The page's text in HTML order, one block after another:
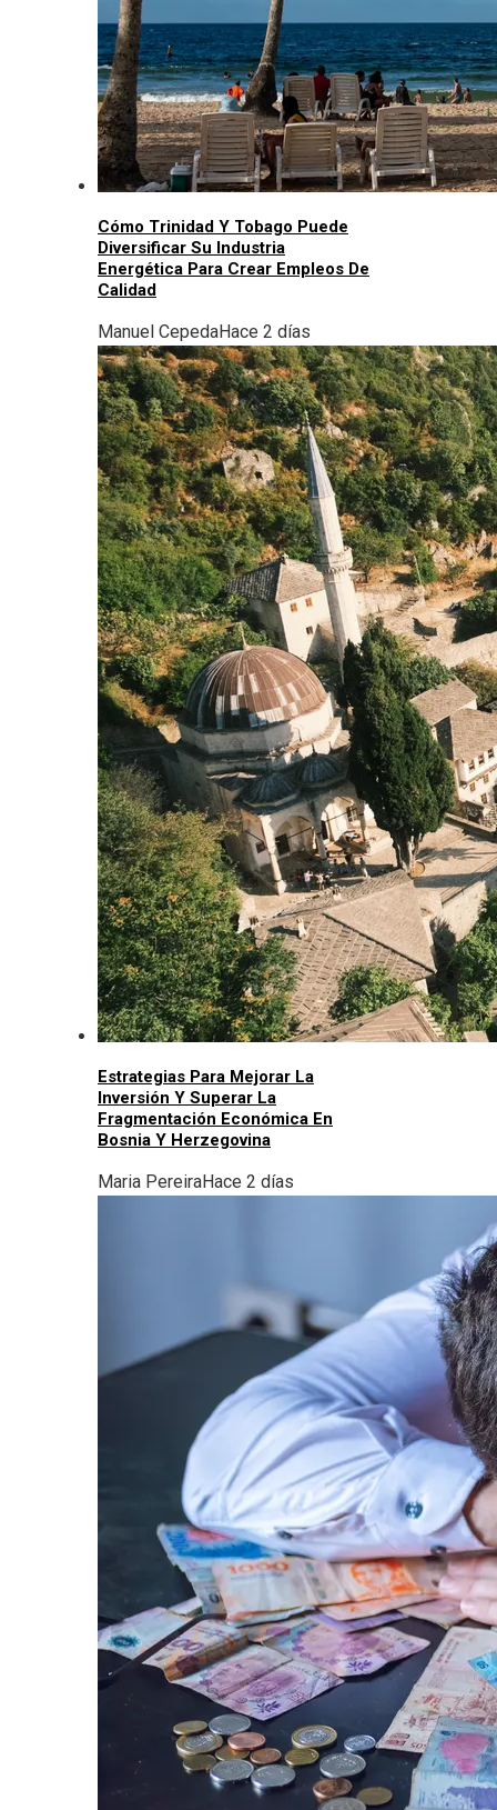
Cómo Trinidad Y Tobago Puede
Diversificar Su Industria
Energética Para Crear Empleos De
Calidad
Manuel CepedaHace 2 días
Estrategias Para Mejorar La
Inversión Y Superar La
Fragmentación Económica En
Bosnia Y Herzegovina
Maria PereiraHace 2 días